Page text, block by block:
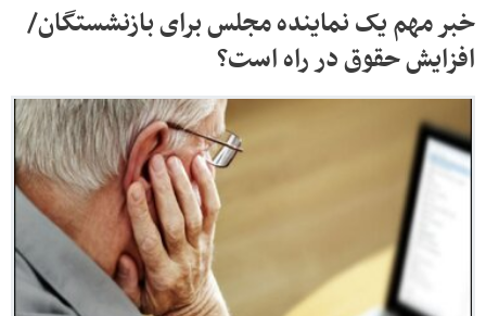
خبر مهم یک نماینده مجلس برای بازنشستگان/
افزایش حقوق در راه است؟